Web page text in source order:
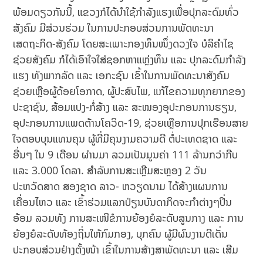
ພ້ອມດຽວກັນນີ້, ແຂວງກໍໄດ້ນຳໃຊ້ກຳລັງແຮງເພື່ອປຸກລະດົມທົ່ວ
ສັງຄົມ ມີສ່ວນຮ່ວມ ໃນການປະກອບສ່ວນການພັດທະນາ
ເສດຖະກິດ-ສັງຄົມ ໂດຍສະເພາະກອງທຶນໜຶ່ງດວງໃຈ ບໍລິຄຳໄຊ
ຊ່ວຍສັງຄົມ ກໍໄດ້ເອົາໃຈໃສ່ຊອກຫາແຫຼ່ງທຶນ ແລະ ປຸກລະດົມກຳລັງ
ແຮງ ທັງພາກລັດ ແລະ ເອກະຊົນ ເຂົ້າໃນການພັດທະນາສັງຄົມ
ຊ່ວຍເຫຼືອຜູ້ດ້ອຍໂອກາດ, ຜູ້ປະສົບໄພ, ແກ້ໄຂຄວາມທຸກຍາກຂອງ
ປະຊາຊົນ, ສ້ອມແປງ-ກໍ່ສ້າງ ແລະ ສະໜອງອຸປະກອນການຮຽນ,
ອຸປະກອນການແພດຕ້ານໂຄວິດ-19, ຊ່ວຍເຫຼືອການປຸກເຮືອນສາຍ
ໃຈຕອບບຸນແທນຄຸນ ຜູ້ທີ່ມີຄຸນງາມຄວາມດີ ຕໍ່ປະເທດຊາດ ແລະ
ອື່ນໆ ໃນ 9 ເດືອນ ຜ່ານມາ ລວມເປັນມູນຄ່າ 111 ລ້ານກວ່າກີບ
ແລະ 3.000 ໂດລາ. ສໍາລັບການສະເຫຼີມສະຫຼອງ 2 ວັນ
ປະຫວັດສາດ ສອງຊາດ ລາວ- ຫວຽດນາມ ໄດ້ສ້າງແຜນການ
ເຄື່ອນໄຫວ ແລະ ເຂົ້າຮ່ວມແລກປ່ຽນບັນດາກິດຈະກໍາຕ່າງໆປິ່ນ
ອ້ອມ ລວມທັງ ການສະເໜີຂໍການຍ້ອງຍໍລະດັບສູນກາງ ແລະ ການ
ຍ້ອງຍໍລະດັບທ້ອງຖິ່ນໃຫ້ກົມກອງ, ບຸກຄົນ ຜູ້ມີຜົນງານດີເດັ່ນ
ປະກອບສ່ວນຢ່າງຕັ້ງໜ້າ ເຂົ້າໃນການສ້າງສາພັດທະນາ ແລະ ເສີມ